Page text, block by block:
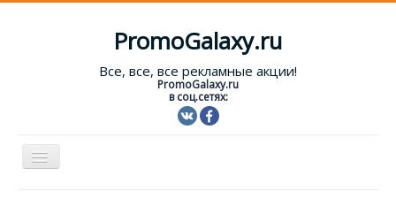
PromoGalaxy.ru
Все, все, все рекламные акции!
PromoGalaxy.ru
в соц.сетях:
Включить/